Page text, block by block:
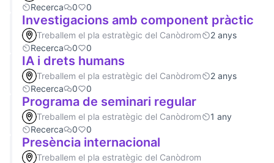
Recerca
0 0
Investigacions amb component pràctic
Treballem el pla estratègic del Canòdrom
2 anys
Recerca
0 0
IA i drets humans
Treballem el pla estratègic del Canòdrom
2 anys
Recerca
0 0
Programa de seminari regular
Treballem el pla estratègic del Canòdrom
1 any
Recerca
0 0
Presència internacional
Treballem el pla estratègic del Canòdrom